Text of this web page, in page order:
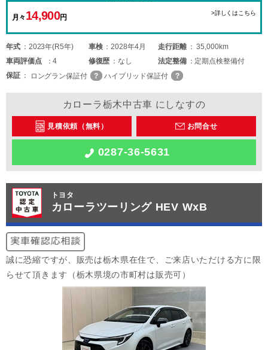
月々 14,900円
>詳しくはこちら
年式 2023年(R5年) 車検 2028年4月 走行距離
35,000km
車両評価点 4 修復歴 なし 法定整備
定期点検整備付
保証
ロングラン保証付 ハイブリッド保証付
カローラ栃木中古車 にしなすの
見積依頼（無料） お問合せ
0287-36-5631
トヨタ
カローラツーリング HEV WxB
誠に恐縮ですが、販売は栃木県在住で、ご来店いただける方に限
らせて頂きます（栃木県境の市町村は販売可）